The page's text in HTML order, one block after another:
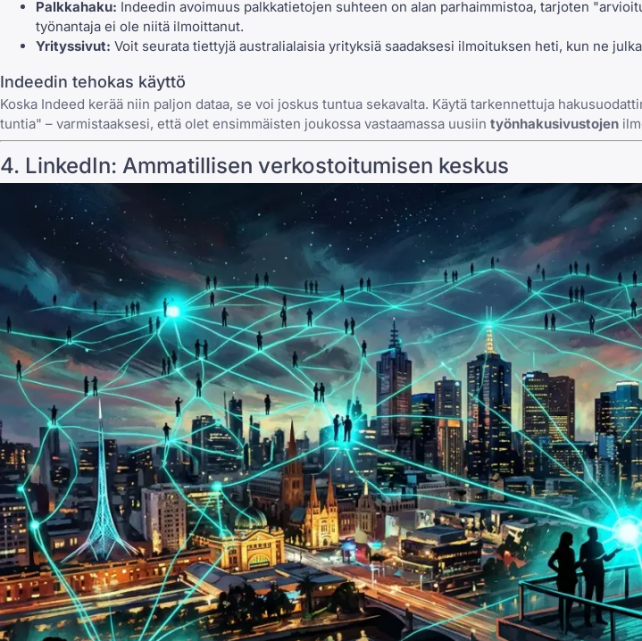
Palkkahaku: Indeedin avoimuus palkkatietojen suhteen on alan parhaimmistoa, tarjoten
työnantaja ei ole niitä ilmoittanut.
Yrityssivut: Voit seurata tiettyjä australialaisia yrityksiä saadaksesi ilmoituksen heti, kun ne
Indeedin tehokas käyttö
Koska Indeed kerää niin paljon dataa, se voi joskus tuntua sekavalta. Käytä tarkennettuja
tuntia" – varmistaaksesi, että olet ensimmäisten joukossa vastaamassa uusiin työnhakusivustojen
4. LinkedIn: Ammatillisen verkostoitumisen keskus